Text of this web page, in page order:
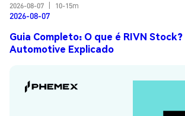
2026-08-07
10-15m
2026-08-07
Guia Completo: O que é RIVN Stock?
Automotive Explicado